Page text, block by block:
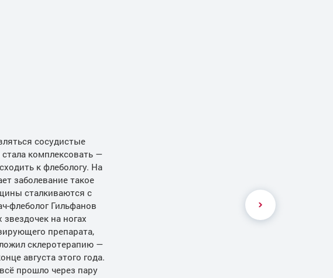
сосудистые
комплексовать —
к флебологу. На
заболевание такое
сталкиваются с
флеболог Гильфанов
на ногах
препарата,
склеротерапию —
августа этого года.
прошло через пару